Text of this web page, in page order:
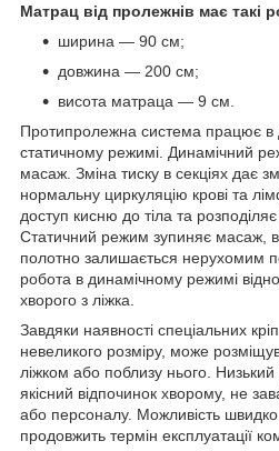
Матрац від пролежнів має такі
ширина — 90 см;
довжина — 200 см;
висота матраца — 9 см.
Протипролежна система працює в
статичному режимі. Динамічний
масаж. Зміна тиску в секціях дає
нормальну циркуляцію крові та
доступ кисню до тіла та
Статичний режим зупиняє масаж,
полотно залишається нерухомим
робота в динамічному режимі
хворого з ліжка.
Завдяки наявності спеціальних
невеликого розміру, може
ліжком або поблизу нього.
якісний відпочинок хворому, не
або персоналу. Можливість швидко
продовжить термін експлуатації